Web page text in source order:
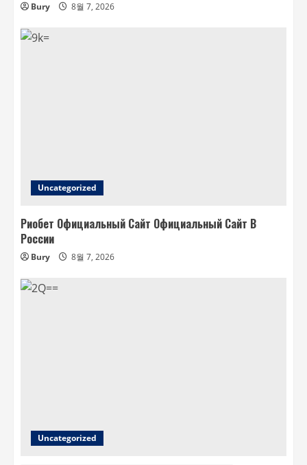
Bury 8월 7, 2026
Uncategorized
Риобет Официальный Сайт Официальный Сайт В
России
Bury 8월 7, 2026
Uncategorized